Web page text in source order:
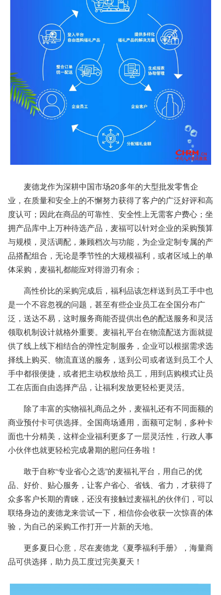
麦德龙作为深耕中国市场20多年的大型批发零售企
业， 在质量和安全上的不懈努力获得了客户的广泛好评和高
度认可；因此在商品的可靠性、安全性上无需客户费心；坐
拥产品库中上万种待选产品，麦福可以针对企业的采购预算
与规模，灵活调配，兼顾档次与功能，为企业定制专属的产
品搭配组合，无论是季节性的大规模福利，或者区域上的单
体采购，麦福礼都能应对得游刃有余；
高性价比的采购完成后， 福利品该怎样送到员工手中也
是一个不容忽视的问题，甚至有些企业员工在全国分布广
泛，送达不易，这时服务商能否提供出色的配送服务和灵活
领取机制设计就格外重要。 麦福礼平台在物流配送方面就提
供了线上线下相结合的弹性定制服务，企业可以根据需求选
择线上购买、物流直送的服务，送到公司或者送到员工个人
手中都很便捷，或者把主动权放给员工，用到店购模式让员
工在店面自由选择产品，让福利发放更轻松更灵活。
除了丰富的实物福礼商品之外，麦福礼还有不同面额的
商业预付卡可供选择。 全国商场通用 ， 面额可定制 ， 多种卡
面也十分精美，这样企业福利更多了一层灵活性，行政人事
小伙伴也就更轻松完成暑期的慰问任务啦 ！
敢于自称“专业省心之选”的麦福礼平台，用自己的优
品、好价、贴心服务，让客户省心、省钱、省力，才获得了
众多客户长期的青睐，还没有接触过麦福礼的伙伴们，可以
联络身边的麦德龙来尝试一下，相信你会收获一次惊喜的体
验，为自己的采购工作打开一片新的天地。
更多夏日心意 ， 尽在麦德龙 《夏季福利手册》， 海量商
品可供选择 ， 助力员工度过完美夏天 ！